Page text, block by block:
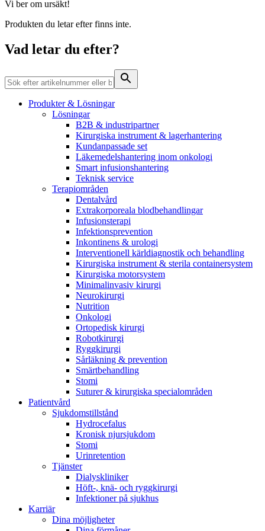
Produktkatalog
Hitta den produkt du letar efter. Besök B. Brauns
produktkatalog med hela vårt sortiment.
En planerad sjukhusinläggning kan påverka vem som helst.
andras säkerhet?
Kontakt
I dialog med B. Braun. Hör av dig till oss.
Vi ber om ursäkt!
Produkten du letar efter finns inte.
Vad letar du efter?
Produkter & Lösningar
Lösningar
B2B & industripartner
Kirurgiska instrument & lagerhantering
Kundanpassade set
Läkemedelshantering inom onkologi
Smart infusionshantering
Teknisk service
Terapiområden
Dentalvård
Extrakorporeala blodbehandlingar
Infusionsterapi
Infektionsprevention
Inkontinens & urologi
Interventionell kärldiagnostik och behandling
Kirurgiska instrument & sterila containersystem
Kirurgiska motorsystem
Minimalinvasiv kirurgi
Neurokirurgi
Nutrition
Onkologi
Ortopedisk kirurgi
Robotkirurgi
Ryggkirurgi
Sårläkning & prevention
Smärtbehandling
Stomi
Suturer & kirurgiska specialområden
Patientvård
Sjukdomstillstånd
Hydrocefalus
Kronisk njursjukdom
Stomi
Urinretention
Tjänster
Dialyskliniker
Höft-, knä- och ryggkirurgi
Infektioner på sjukhus
Karriär
Dina möjligheter